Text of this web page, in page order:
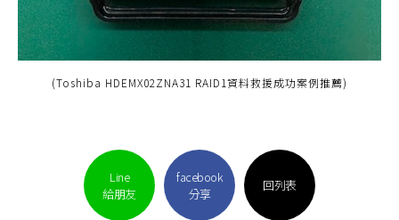
(Toshiba HDEMX02ZNA31 RAID1資料救援成功案例推薦)
Line
給朋友
facebook
分享
回列表